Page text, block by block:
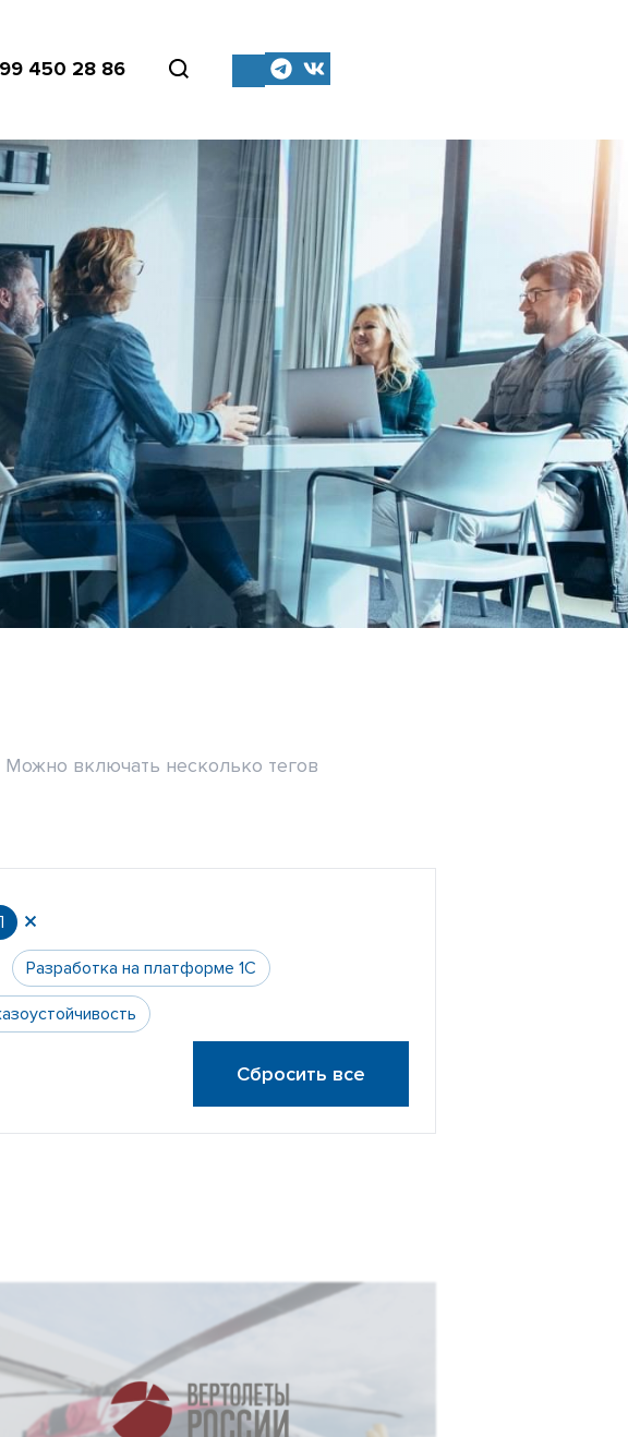
450 28 86
включать несколько тегов
Разработка на платформе 1С
Сбросить все